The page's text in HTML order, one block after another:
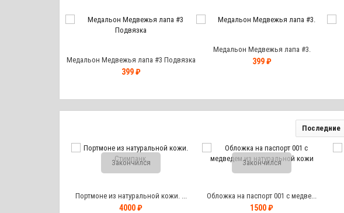
Медальон Медвежья лапа #3 Подвязка
399 ₽
Медальон Медвежья лапа #3.
399 ₽
Последние
Закончился
Портмоне из натуральной кожи. ...
4000 ₽
Закончился
Обложка на паспорт 001 с медве...
1500 ₽